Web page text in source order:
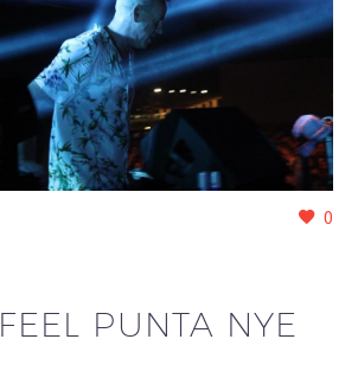
0
FEEL PUNTA NYE